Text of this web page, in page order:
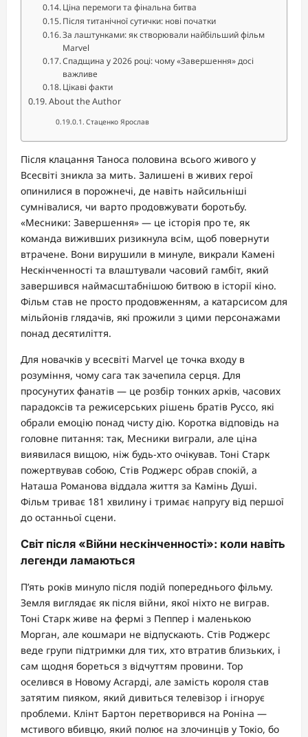
Ціна перемоги та фінальна битва
Після титанічної сутички: нові початки
За лаштунками: як створювали найбільший фільм
Marvel
Спадщина у 2026 році: чому «Завершення» досі
важливе
Цікаві факти
About the Author
Стаценко Ярослав
Після клацання Таноса половина всього живого у
Всесвіті зникла за мить. Залишені в живих герої
опинилися в порожнечі, де навіть найсильніші
сумнівалися, чи варто продовжувати боротьбу.
«Месники: Завершення» — це історія про те, як
команда виживших ризикнула всім, щоб повернути
втрачене. Вони вирушили в минуле, викрали Камені
Нескінченності та влаштували часовий гамбіт, який
завершився наймасштабнішою битвою в історії кіно.
Фільм став не просто продовженням, а катарсисом для
мільйонів глядачів, які прожили з цими персонажами
понад десятиліття.
Для новачків у всесвіті Marvel це точка входу в
розуміння, чому сага так зачепила серця. Для
просунутих фанатів — це розбір тонких арків, часових
парадоксів та режисерських рішень братів Руссо, які
обрали емоцію понад чисту дію. Коротка відповідь на
головне питання: так, Месники виграли, але ціна
виявилася вищою, ніж будь-хто очікував. Тоні Старк
пожертвував собою, Стів Роджерс обрав спокій, а
Наташа Романова віддала життя за Камінь Душі.
Фільм триває 181 хвилину і тримає напругу від першої
до останньої сцени.
Світ після «Війни нескінченності»: коли навіть
легенди ламаються
П’ять років минуло після подій попереднього фільму.
Земля виглядає як після війни, якої ніхто не виграв.
Тоні Старк живе на фермі з Пеппер і маленькою
Морган, але кошмари не відпускають. Стів Роджерс
веде групи підтримки для тих, хто втратив близьких, і
сам щодня бореться з відчуттям провини. Тор
оселився в Новому Асгарді, але замість короля став
затятим пияком, який дивиться телевізор і ігнорує
проблеми. Клінт Бартон перетворився на Роніна —
мстивого вбивцю, який полює на злочинців у Токіо, бо